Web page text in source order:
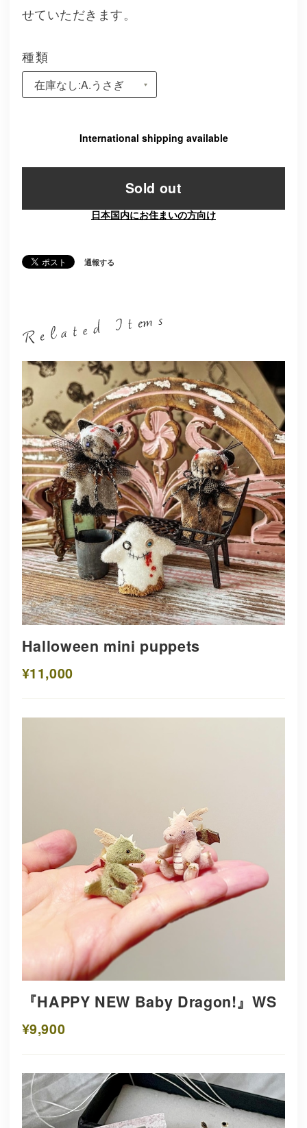
せていただきます。
種類
International shipping available
Sold out
日本国内にお住まいの方向け
通報する
Halloween mini puppets
¥11,000
『HAPPY NEW Baby Dragon!』WS
¥9,900